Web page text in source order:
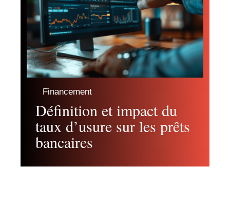
Financement
Définition et impact du
taux d’usure sur les prêts
bancaires